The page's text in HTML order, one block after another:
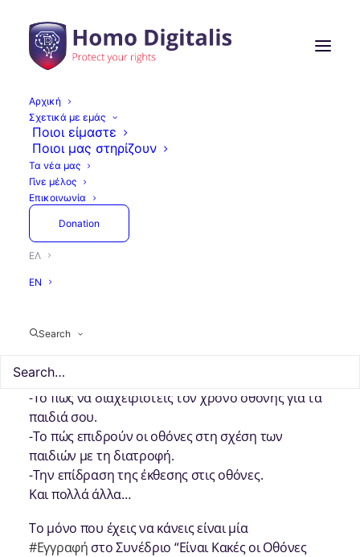
Αρχική
Σχετικά με εμάς
Ποιοι είμαστε
Ποιοι μας στηρίζουν
Τα νέα μας
Γίνε μέλος
Επικοινωνία
Donation
ΕΛ
EN
Search
Ομιλία της Homo Digitalis
σε διαδικτυακή εκδήλωση
του Project Parenting
-Το αν είναι οι οθόνες εθιστικές.
-Το πώς να διαχειριστείς τον χρόνο οθόνης για τα
παιδιά σου.
-Το πώς επιδρούν οι οθόνες στη σχέση των
παιδιών με τη διατροφή.
-Tην επίδραση της έκθεσης στις οθόνες.
Και πολλά άλλα…
Το μόνο που έχεις να κάνεις είναι μία
#Εγγραφή στο Συνέδριο “Είναι Κακές οι Οθόνες